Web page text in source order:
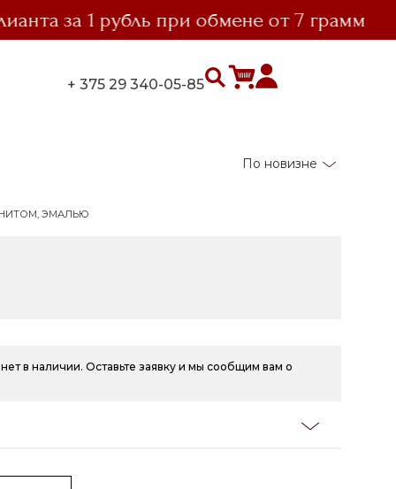
за 1 рубль при обмене от 7 грамм
+ 375 29 340-05-85
По новизне
ЭМАЛЬЮ
в наличии. Оставьте заявку и мы сообщим вам о